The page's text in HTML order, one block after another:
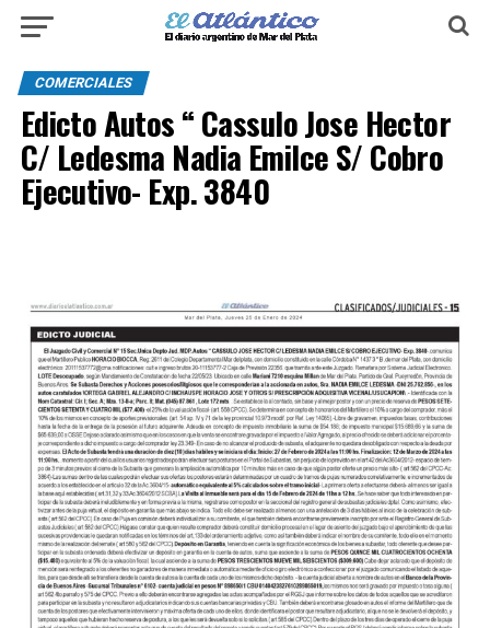
COMERCIALES
Edicto Autos “ Cassulo Jose Hector
C/ Ledesma Nadia Emilce S/ Cobro
Ejecutivo- Exp. 3840